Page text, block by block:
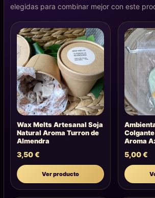
elegidas para combinar mejor con este
Wax Melts Artesanal Soja
Natural Aroma Turron de
Almendra
3,50€
Ver producto
Aroma
5,00€